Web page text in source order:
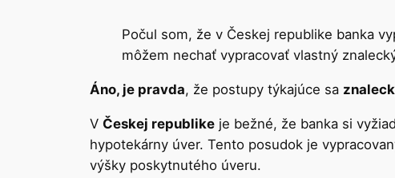
Počul som, že v Českej republike banka
môžem nechať vypracovať vlastný
Áno, je pravda, že postupy týkajúce sa
V Českej republike je bežné, že banka si
hypotekárny úver. Tento posudok je
výšky poskytnutého úveru.